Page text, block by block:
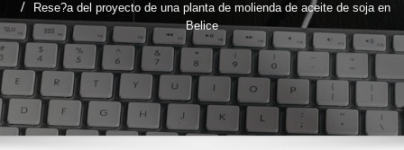
Rese?a del proyecto de una planta de molienda de aceite de soja en
Belice